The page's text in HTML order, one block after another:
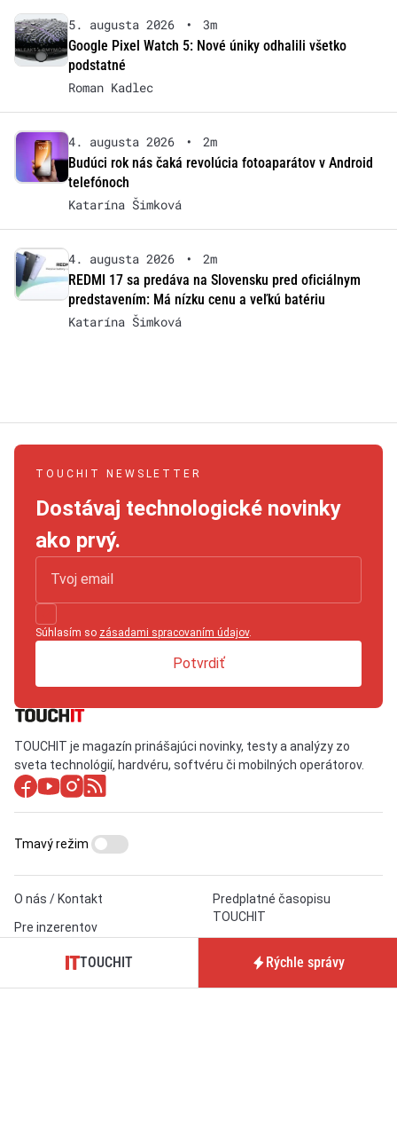
5. augusta 2026 •
3m
Google Pixel Watch 5: Nové úniky odhalili všetko
podstatné
Roman Kadlec
4. augusta 2026 •
2m
Budúci rok nás čaká revolúcia fotoaparátov v Android
telefónoch
Katarína Šimková
4. augusta 2026 •
2m
REDMI 17 sa predáva na Slovensku pred oficiálnym
predstavením: Má nízku cenu a veľkú batériu
Katarína Šimková
TOUCHIT NEWSLETTER
Dostávaj technologické novinky
ako prvý.
Súhlasím so zásadami spracovaním údajov.
Potvrdiť
TOUCHIT je magazín prinášajúci novinky, testy a analýzy zo
sveta technológií, hardvéru, softvéru či mobilných operátorov.
O nás / Kontakt
Pre inzerentov
Predplatné
Predplatné časopisu
TOUCHIT
Podmienky predaja
predplatného
Tmavý režim
TOUCHIT Rýchle správy